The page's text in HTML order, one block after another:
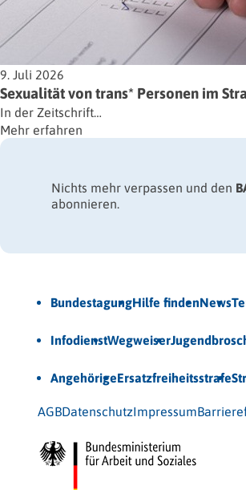
9. Juli 2026
Sexualität von trans* Personen im
In der Zeitschrift…
Mehr erfahren
Nichts mehr verpassen und den
abonnieren.
BundestagungHilfe findenNews
InfodienstWegweiser
AngehörigeErsatzfreiheitsstrafe
AGBDatenschutzImpressum